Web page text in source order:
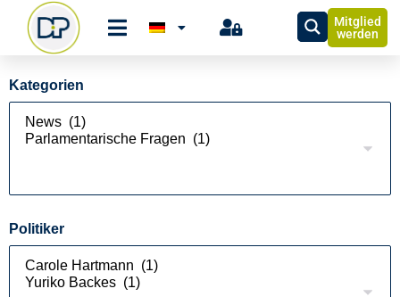
Mitglied
werden
Kategorien
Politiker